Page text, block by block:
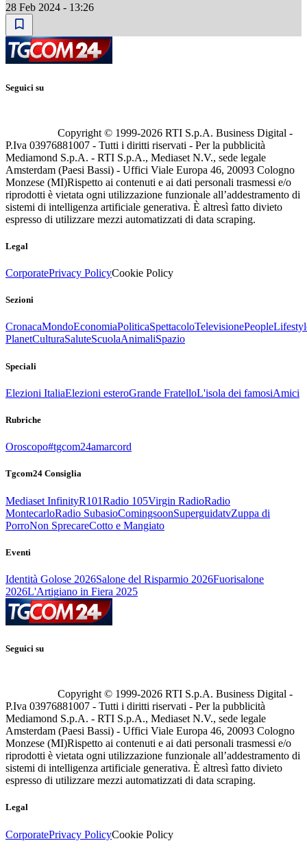
28 Feb 2024 - 13:26
Seguici su
Copyright © 1999-2026 RTI S.p.A. Business Digital -
P.Iva 03976881007 - Tutti i diritti riservati - Per la pubblicità
Mediamond S.p.A. - RTI S.p.A., Mediaset N.V., sede legale
Amsterdam (Paesi Bassi) - Uffici Viale Europa 46, 20093 Cologno
Monzese (MI)Rispetto ai contenuti e ai dati personali trasmessi e/o
riprodotti è vietata ogni utilizzazione funzionale all’addestramento di
sistemi di intelligenza artificiale generativa. È altresì fatto divieto
espresso di utilizzare mezzi automatizzati di data scraping.
Legal
CorporatePrivacy PolicyCookie Policy
Sezioni
CronacaMondoEconomiaPoliticaSpettacoloTelevisionePeople
PlanetCulturaSaluteScuolaAnimaliSpazio
Speciali
Elezioni ItaliaElezioni esteroGrande FratelloL'isola dei famosiAmici
Rubriche
Oroscopo#tgcom24amarcord
Tgcom24 Consiglia
Mediaset InfinityR101Radio 105Virgin RadioRadio
MontecarloRadio SubasioComingsoonSuperguidatvZuppa di
PorroNon SprecareCotto e Mangiato
Eventi
Identità Golose 2026Salone del Risparmio 2026Fuorisalone
2026L'Artigiano in Fiera 2025
Seguici su
Copyright © 1999-2026 RTI S.p.A. Business Digital -
P.Iva 03976881007 - Tutti i diritti riservati - Per la pubblicità
Mediamond S.p.A. - RTI S.p.A., Mediaset N.V., sede legale
Amsterdam (Paesi Bassi) - Uffici Viale Europa 46, 20093 Cologno
Monzese (MI)Rispetto ai contenuti e ai dati personali trasmessi e/o
riprodotti è vietata ogni utilizzazione funzionale all’addestramento di
sistemi di intelligenza artificiale generativa. È altresì fatto divieto
espresso di utilizzare mezzi automatizzati di data scraping.
Legal
CorporatePrivacy PolicyCookie Policy